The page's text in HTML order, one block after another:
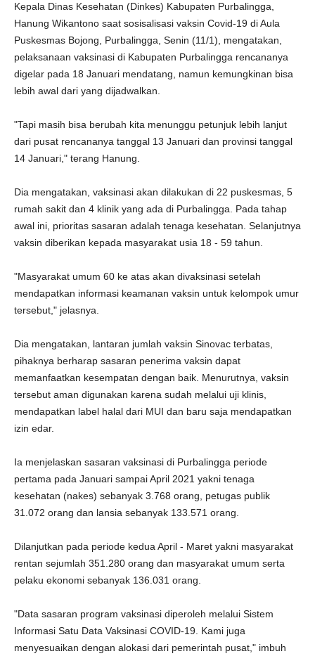
Kepala Dinas Kesehatan (Dinkes) Kabupaten Purbalingga,
Hanung Wikantono saat sosisalisasi vaksin Covid-19 di Aula
Puskesmas Bojong, Purbalingga, Senin (11/1), mengatakan,
pelaksanaan vaksinasi di Kabupaten Purbalingga rencananya
digelar pada 18 Januari mendatang, namun kemungkinan bisa
lebih awal dari yang dijadwalkan.
"Tapi masih bisa berubah kita menunggu petunjuk lebih lanjut
dari pusat rencananya tanggal 13 Januari dan provinsi tanggal
14 Januari," terang Hanung.
Dia mengatakan, vaksinasi akan dilakukan di 22 puskesmas, 5
rumah sakit dan 4 klinik yang ada di Purbalingga. Pada tahap
awal ini, prioritas sasaran adalah tenaga kesehatan. Selanjutnya
vaksin diberikan kepada masyarakat usia 18 - 59 tahun.
"Masyarakat umum 60 ke atas akan divaksinasi setelah
mendapatkan informasi keamanan vaksin untuk kelompok umur
tersebut," jelasnya.
Dia mengatakan, lantaran jumlah vaksin Sinovac terbatas,
pihaknya berharap sasaran penerima vaksin dapat
memanfaatkan kesempatan dengan baik. Menurutnya, vaksin
tersebut aman digunakan karena sudah melalui uji klinis,
mendapatkan label halal dari MUI dan baru saja mendapatkan
izin edar.
Ia menjelaskan sasaran vaksinasi di Purbalingga periode
pertama pada Januari sampai April 2021 yakni tenaga
kesehatan (nakes) sebanyak 3.768 orang, petugas publik
31.072 orang dan lansia sebanyak 133.571 orang.
Dilanjutkan pada periode kedua April - Maret yakni masyarakat
rentan sejumlah 351.280 orang dan masyarakat umum serta
pelaku ekonomi sebanyak 136.031 orang.
"Data sasaran program vaksinasi diperoleh melalui Sistem
Informasi Satu Data Vaksinasi COVID-19. Kami juga
menyesuaikan dengan alokasi dari pemerintah pusat," imbuh